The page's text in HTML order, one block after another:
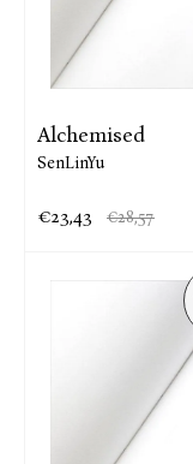
Alchemised
SenLinYu
€23,43 €28,57